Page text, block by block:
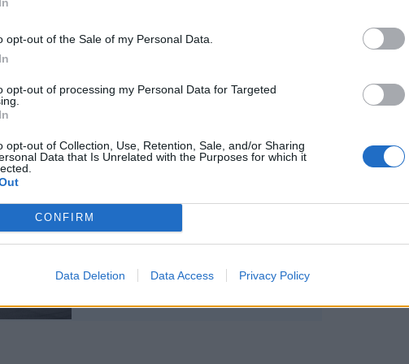
opt-out of the Sale of my Personal Data.
opt-out of processing my Personal Data for Targeted
opt-out of Collection, Use, Retention, Sale, and/or Sharing
Data that Is Unrelated with the Purposes for which it
CONFIRM
Data Deletion Data Access Privacy Policy
totale di MX-5 sono stati venduti in Nord
in cui 391.503 appassionati hanno
Mazda MX-5. Sul mercato giapponese
225.510 unità di questa
l’iconica denominazione di Mazda
nota come Eunos Roadster).
CLE, tutto il fascino del
coupé